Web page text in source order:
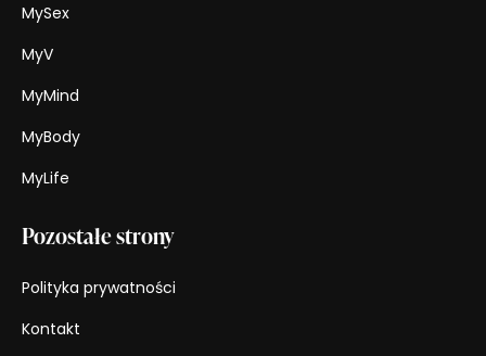
MySex
MyV
MyMind
MyBody
MyLife
Pozostałe strony
Polityka prywatności
Kontakt